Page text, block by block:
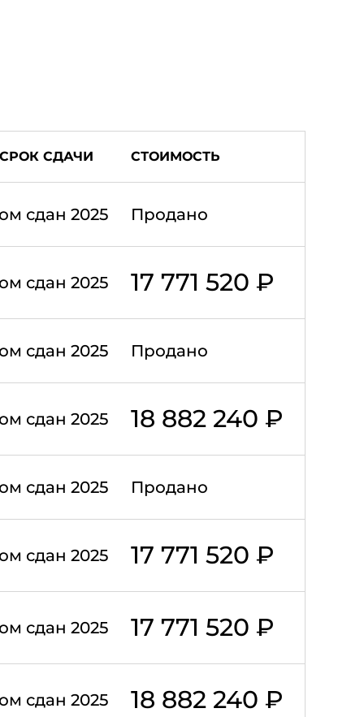
СРОК СДАЧИ СТОИМОСТЬ
сдан 2025 Продано
сдан 2025 17 771 520 ₽
сдан 2025 Продано
сдан 2025 18 882 240 ₽
сдан 2025 Продано
сдан 2025 17 771 520 ₽
сдан 2025 17 771 520 ₽
сдан 2025 18 882 240 ₽